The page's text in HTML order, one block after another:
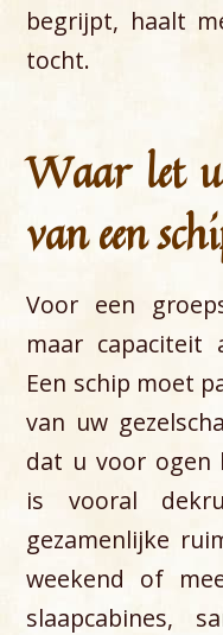
begrijpt, haalt
tocht.
Waar let
van een
Voor een
maar capaciteit
Een schip moet
van uw
dat u voor ogen
is vooral
gezamenlijke
weekend of
slaapcabines,